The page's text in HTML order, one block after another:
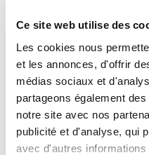
Ce site web utilise des
Les cookies nous
et les annonces, d'offrir
médias sociaux et
partageons également
notre site avec nos
publicité et d'analyse, qui
avec d'autres
INCLUS À LA
Killométrage illimité
Assurance tous risques
Carburant : plein à
CONDITIONS